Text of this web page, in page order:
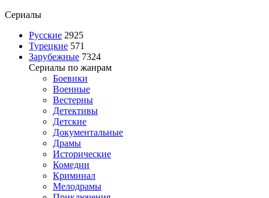
Сериалы
Русские 2925
Турецкие 571
Зарубежные 7324
Сериалы по жанрам
Боевики
Военные
Вестерны
Детективы
Детские
Документальные
Драмы
Исторические
Комедии
Криминал
Мелодрамы